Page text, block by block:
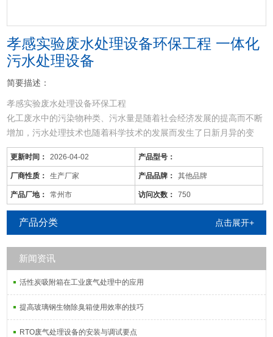
孝感实验废水处理设备环保工程 一体化
污水处理设备
简要描述：
孝感实验废水处理设备环保工程
化工废水中的污染物种类、污水量是随着社会经济发展的提高而不断
增加，污水处理技术也随着科学技术的发展而发生了日新月异的变
化，同时，旧的污水处理技术也不断被革新和发展着。尤其现在的化
工废水中的污染物是多种多样的，往往用一种工艺是不能将废水中所
有的污染物去除殆尽的。用物化工艺将化工废水处理到排放标准难度
很大，而且运行成本较高；化工废水含较多的难降解有机物，可生化
性差，而且
更新时间： 2026-04-02 产品型号：
厂商性质： 生产厂家 产品品牌： 其他品牌
产品厂地： 常州市 访问次数： 750
产品分类 点击展开+
新闻资讯
活性炭吸附箱在工业废气处理中的应用
提高玻璃钢生物除臭箱使用效率的技巧
RTO废气处理设备的安装与调试要点